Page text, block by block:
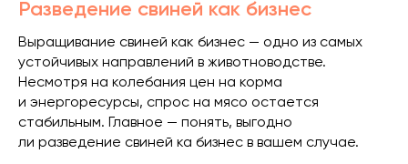
Разведение свиней как бизнес
Выращивание свиней как бизнес — одно из самых
устойчивых направлений в животноводстве.
Несмотря на колебания цен на корма
и энергоресурсы, спрос на мясо остается
стабильным. Главное — понять, выгодно
ли разведение свиней ка бизнес в вашем случае.